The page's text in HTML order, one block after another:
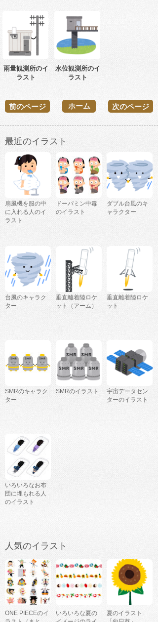
雨量観測所のイ
ラスト
水位観測所のイ
ラスト
前のページ 次のページ
ホーム
最近のイラスト
扇風機を服の中
に入れる人のイ
ラスト
ドーパミン中毒
のイラスト
ダブル台風のキ
ャラクター
台風のキャラク
ター
垂直離着陸ロケ
ット（アーム）
垂直離着陸ロケ
ット
SMRのキャラク
ター
SMRのイラスト
宇宙データセン
ターのイラスト
いろいろなお布
団に埋もれる人
のイラスト
人気のイラスト
ONE PIECEのイ
いろいろな夏の
夏のイラスト